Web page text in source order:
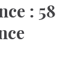
: 58